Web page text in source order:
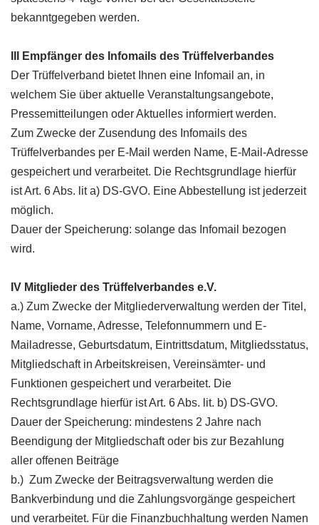
bekanntgegeben werden.
III Empfänger des Infomails des Trüffelverbandes
Der Trüffelverband bietet Ihnen eine Infomail an, in
welchem Sie über aktuelle Veranstaltungsangebote,
Pressemitteilungen oder Aktuelles informiert werden.
Zum Zwecke der Zusendung des Infomails des
Trüffelverbandes per E-Mail werden Name, E-Mail-Adresse
gespeichert und verarbeitet. Die Rechtsgrundlage hierfür
ist Art. 6 Abs. lit a) DS-GVO. Eine Abbestellung ist jederzeit
möglich.
Dauer der Speicherung: solange das Infomail bezogen
wird.
IV Mitglieder des Trüffelverbandes e.V.
a.) Zum Zwecke der Mitgliederverwaltung werden der Titel,
Name, Vorname, Adresse, Telefonnummern und E-
Mailadresse, Geburtsdatum, Eintrittsdatum, Mitgliedsstatus,
Mitgliedschaft in Arbeitskreisen, Vereinsämter- und
Funktionen gespeichert und verarbeitet. Die
Rechtsgrundlage hierfür ist Art. 6 Abs. lit. b) DS-GVO.
Dauer der Speicherung: mindestens 2 Jahre nach
Beendigung der Mitgliedschaft oder bis zur Bezahlung
aller offenen Beiträge
b.) Zum Zwecke der Beitragsverwaltung werden die
Bankverbindung und die Zahlungsvorgänge gespeichert
und verarbeitet. Für die Finanzbuchhaltung werden Namen